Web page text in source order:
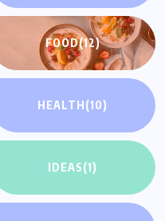
FOOD(12)
HEALTH(10)
IDEAS(1)